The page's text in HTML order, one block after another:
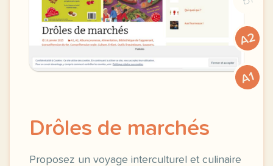
A2
A1
Drôles de marchés
Proposez un voyage interculturel et culinaire